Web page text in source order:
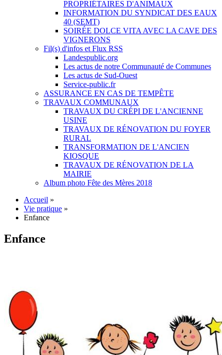
PROPRIÉTAIRES D'ANIMAUX
INFORMATION DU SYNDICAT DES EAUX
40 (SEMT)
SOIRÉE DOLCE VITA AVEC LA CAVE DES
VIGNERONS
Fil(s) d'infos et Flux RSS
Landespublic.org
Les actus de notre Communauté de Communes
Les actus de Sud-Ouest
Service-public.fr
ASSURANCE EN CAS DE TEMPÊTE
TRAVAUX COMMUNAUX
TRAVAUX DU CRÉPI DE L'ANCIENNE
USINE
TRAVAUX DE RÉNOVATION DU FOYER
RURAL
TRANSFORMATION DE L'ANCIEN
KIOSQUE
TRAVAUX DE RÉNOVATION DE LA
MAIRIE
Album photo Fête des Mères 2018
Accueil »
Vie pratique »
Enfance
Enfance